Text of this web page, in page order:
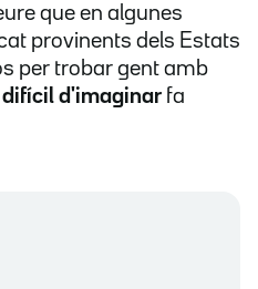
que en algunes
provinents dels Estats
per trobar gent amb
difícil d'imaginar fa